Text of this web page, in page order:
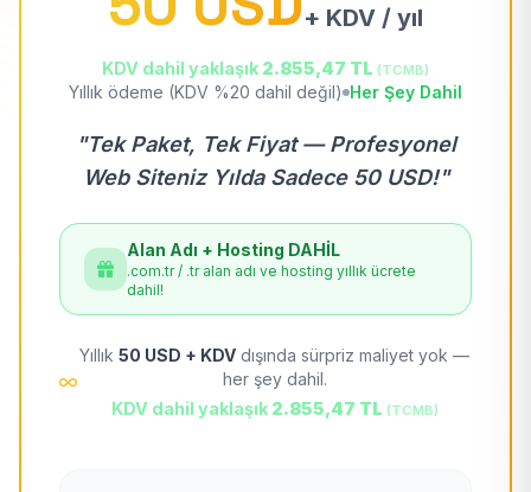
+ KDV / yıl
KDV dahil yaklaşık 2.855,47 TL (TCMB)
Yıllık ödeme (KDV %20 dahil değil) Her Şey Dahil
"Tek Paket, Tek Fiyat — Profesyonel
Web Siteniz Yılda Sadece 50 USD!"
Alan Adı + Hosting DAHİL
.com.tr / .tr alan adı ve hosting yıllık ücrete
dahil!
Yıllık 50 USD + KDV dışında sürpriz maliyet yok —
her şey dahil.
KDV dahil yaklaşık 2.855,47 TL (TCMB)